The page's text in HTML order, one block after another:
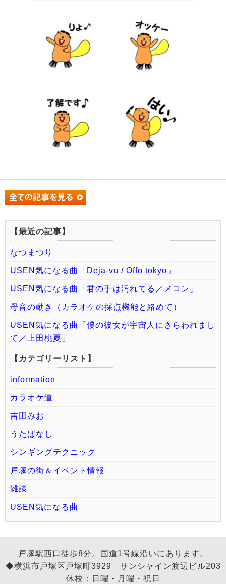
【最近の記事】
なつまつり
USEN気になる曲「Deja-vu / Offo tokyo」
USEN気になる曲「君の手は汚れてる／メコン」
母音の動き（カラオケの採点機能と絡めて）
USEN気になる曲「僕の彼女が宇宙人にさらわれまし
て／上田桃夏」
【カテゴリーリスト】
information
カラオケ道
吉田みお
うたばなし
シンギングテクニック
戸塚の街＆イベント情報
雑談
USEN気になる曲
戸塚駅西口徒歩8分。国道1号線沿いにあります。
◆横浜市戸塚区戸塚町3929 サンシャイン渡辺ビル203
休校：日曜・月曜・祝日